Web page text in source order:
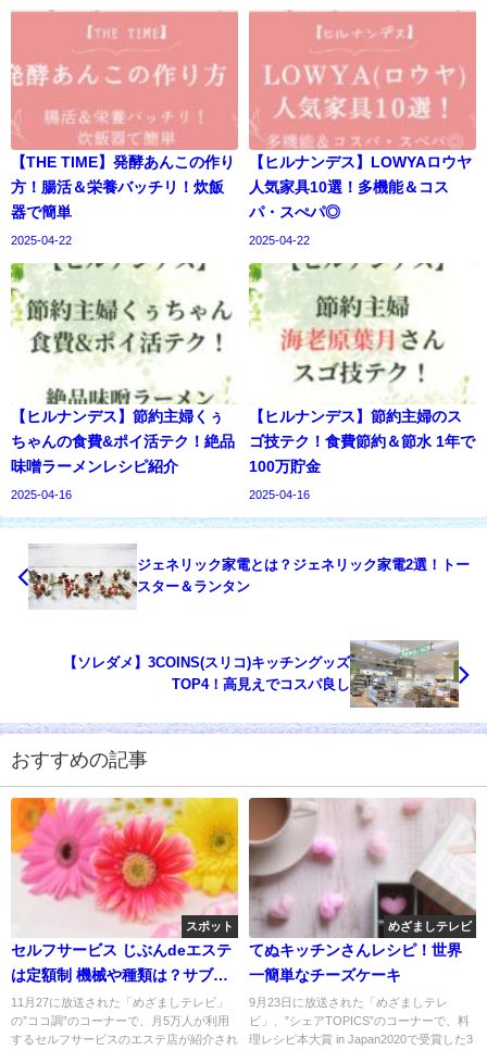
【THE TIME】発酵あんこの作り
方！腸活＆栄養バッチリ！炊飯
器で簡単
2025-04-22
【ヒルナンデス】LOWYAロウヤ
人気家具10選！多機能＆コス
パ・スぺパ◎
2025-04-22
【ヒルナンデス】節約主婦くぅ
ちゃんの食費&ポイ活テク！絶品
味噌ラーメンレシピ紹介
2025-04-16
【ヒルナンデス】節約主婦のス
ゴ技テク！食費節約＆節水 1年で
100万貯金
2025-04-16
ジェネリック家電とは？ジェネリック家電2選！トー
スター＆ランタン
【ソレダメ】3COINS(スリコ)キッチングッズ
TOP4！高見えでコスパ良し
おすすめの記事
スポット
セルフサービス じぶんdeエステ
は定額制 機械や種類は？サブス
ク活用
11月27に放送された「めざましテレビ」
の”ココ調”のコーナーで、月5万人が利用
するセルフサービスのエステ店が紹介され
めざましテレビ
てぬキッチンさんレシピ！世界
一簡単なチーズケーキ
9月23日に放送された「めざましテレ
ビ」、”シェアTOPICS”のコーナーで、料
理レシピ本大賞 in Japan2020で受賞した3